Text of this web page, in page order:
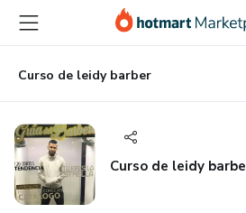
principal
página
de
página
Curso de leidy barber
Curso de leidy